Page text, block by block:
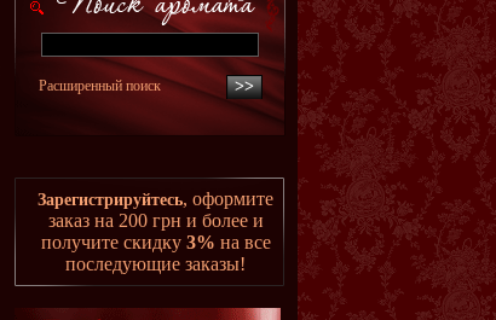
Расширенный поиск
Зарегистрируйтесь, оформите
заказ на 200 грн и более и
получите скидку 3% на все
последующие заказы!